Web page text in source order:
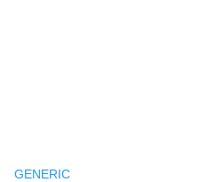
GENERIC